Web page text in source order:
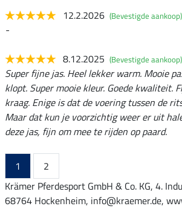
12.2.2026 (Bevestigde aankoop)
-
8.12.2025 (Bevestigde aankoop)
Super fijne jas. Heel lekker warm. Mooie
klopt. Super mooie kleur. Goede kwaliteit.
kraag. Enige is dat de voering tussen de
Maar dat kun je voorzichtig weer er uit
deze jas, fijn om mee te rijden op paard.
1
2
Krämer Pferdesport GmbH & Co. KG, 4.
68764 Hockenheim, info@kraemer.de,